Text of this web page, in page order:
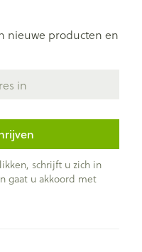
nieuwe producten en
schrijft u zich in
gaat u akkoord met